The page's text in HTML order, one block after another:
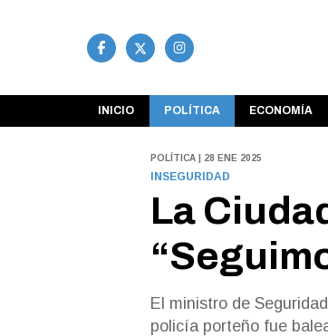
INICIO POLÍTICA ECONOMÍA
POLÍTICA | 28 ENE 2025
INSEGURIDAD
La
El ministro de
policía porteño fue